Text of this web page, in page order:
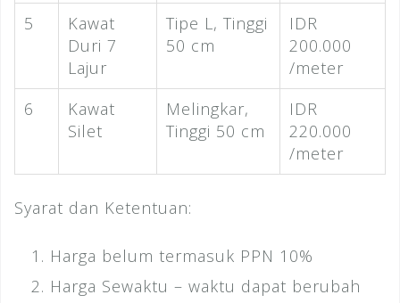
5
Kawat
Duri 7
Lajur
Tipe L, Tinggi
50 cm
IDR
200.000
/meter
6
Kawat
Silet
Melingkar,
Tinggi 50 cm
IDR
220.000
/meter
Syarat dan Ketentuan:
Harga belum termasuk PPN 10%
Harga Sewaktu – waktu dapat berubah